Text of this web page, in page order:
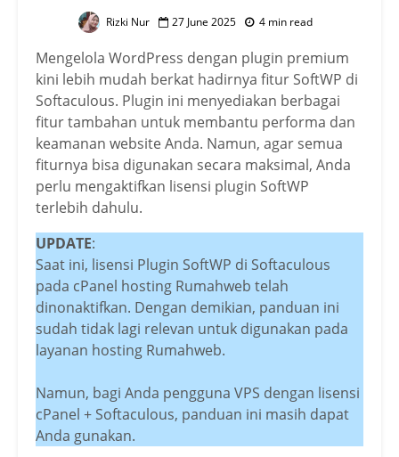
Rizki Nur 27 June 2025 4 min read
Mengelola WordPress dengan plugin premium
kini lebih mudah berkat hadirnya fitur SoftWP di
Softaculous. Plugin ini menyediakan berbagai
fitur tambahan untuk membantu performa dan
keamanan website Anda. Namun, agar semua
fiturnya bisa digunakan secara maksimal, Anda
perlu mengaktifkan lisensi plugin SoftWP
terlebih dahulu.
UPDATE:
Saat ini, lisensi Plugin SoftWP di Softaculous
pada cPanel hosting Rumahweb telah
dinonaktifkan. Dengan demikian, panduan ini
sudah tidak lagi relevan untuk digunakan pada
layanan hosting Rumahweb.
Namun, bagi Anda pengguna VPS dengan lisensi
cPanel + Softaculous, panduan ini masih dapat
Anda gunakan.